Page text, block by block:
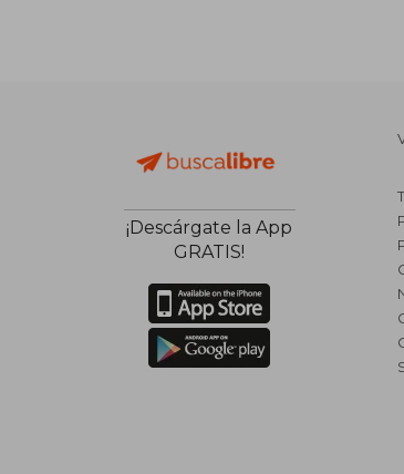
¡Descárgate la App
GRATIS!